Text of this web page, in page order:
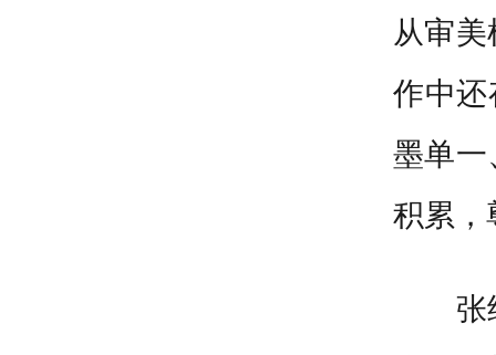
从审
作中还
墨单一
积累，
张